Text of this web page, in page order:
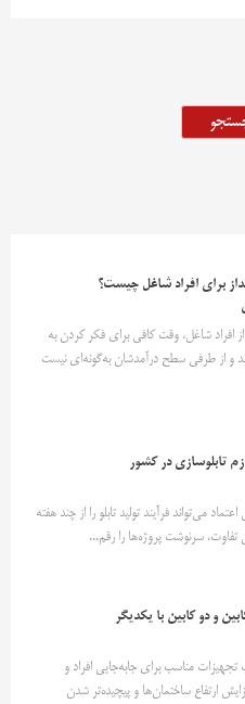
برای افراد شاغل چیست؟
افراد شاغل، وقت کافی برای فکر کردن به
و از طرفی سطح درآمدشان به‌گونه‌ای نیست
تابلوسازی در کشور
می‌تواند فرآیند تولید تابلو را از چند هفته
تفاوت، سرنوشت پروژه‌ها را رقم...
و دو کابین با یکدیگر
تجهیزات مناسب برای جابه‌جایی افراد و
ارتفاع ساختمان‌ها و پیچیده‌تر شدن